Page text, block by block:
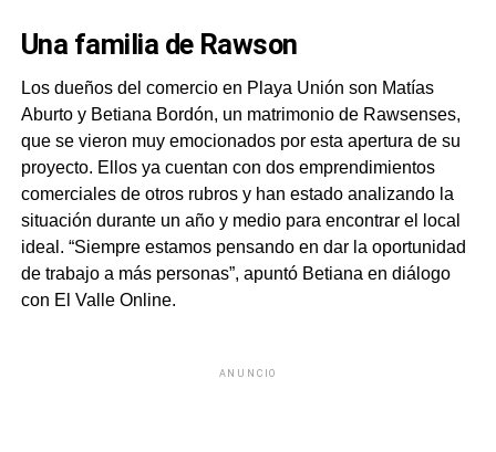
Una familia de Rawson
Los dueños del comercio en Playa Unión son Matías
Aburto y Betiana Bordón, un matrimonio de Rawsenses,
que se vieron muy emocionados por esta apertura de su
proyecto. Ellos ya cuentan con dos emprendimientos
comerciales de otros rubros y han estado analizando la
situación durante un año y medio para encontrar el local
ideal. “Siempre estamos pensando en dar la oportunidad
de trabajo a más personas”, apuntó Betiana en diálogo
con El Valle Online.
ANUNCIO